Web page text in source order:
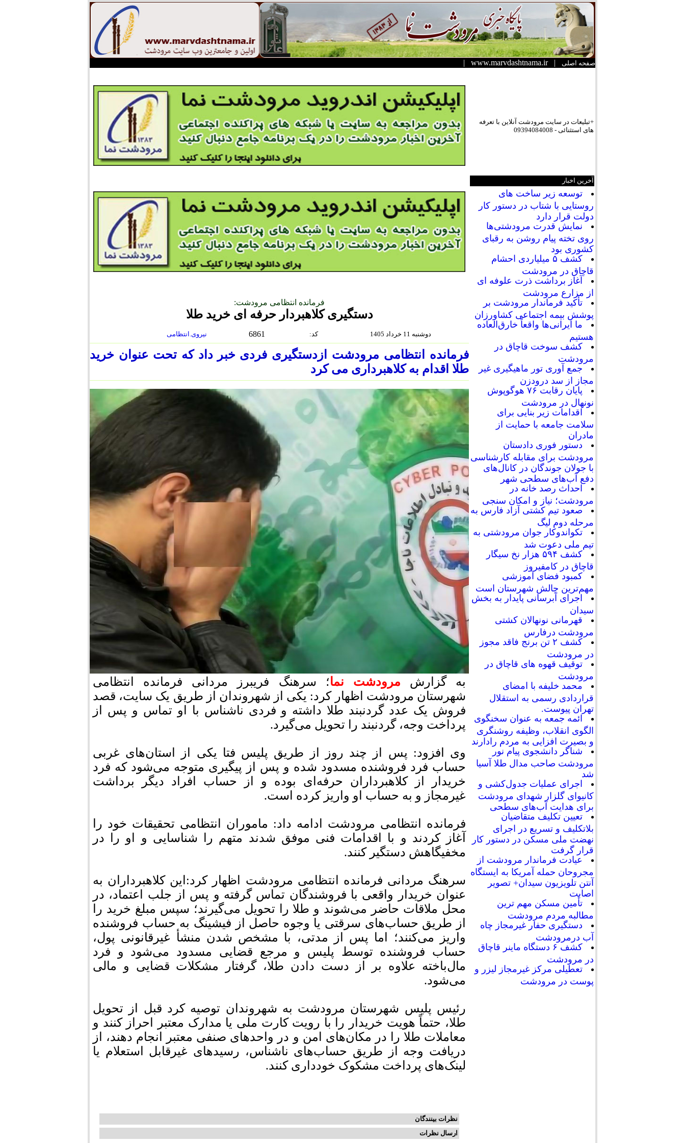
صفحه اصلی |
www.marvdashtnama.ir
|
+تبلیعات در سایت مرودشت آنلاین با تعرفه
های استثنائی - 09394084008
آخرین اخبار
توسعه زیر ساخت های
روستایی با شتاب در دستور کار
دولت قرار دارد
نمایش قدرت مرودشتی‌ها
روی تخته پیام روشن به رقبای
کشوری بود
کشف ۵ میلیاردی احشام
قاچاق در مرودشت
آغاز برداشت ذرت علوفه ای
از مزارع مرودشت
تأکید فرماندار مرودشت بر
پوشش بیمه اجتماعی کشاورزان
ما ایرانی‌ها واقعاً خارق‌العاده
هستیم
کشف سوخت قاچاق در
مرودشت
جمع آوری تور ماهیگیری غیر
مجاز از سد درودزن
پایان رقابت‌ ۷۶ هوگوپوش
نونهال در مرودشت
اقدامات زیر بنایی برای
سلامت جامعه با حمایت از
مادران
دستور فوری دادستان
مرودشت برای مقابله کارشناسی
با جولان جوندگان در کانال‌های
دفع آب‌های سطحی شهر
احداث رصد خانه در
مرودشت؛ نیاز و امکان سنجی
صعود تیم کشتی آزاد فارس به
مرحله دوم لیگ
تکواندوکار جوان مرودشتی به
تیم ملی دعوت شد
کشف ۵۹۴ هزار نخ سیگار
قاچاق در کامفیروز
کمبود فضای آموزشی
مهم‌ترین چالش شهرستان است
اجرای آبرسانی پایدار به بخش
سیدان
قهرمانی نونهالان کشتی
مرودشت درفارس
کشف ۲ تن برنج فاقد مجوز
در مرودشت
توقیف قهوه های قاچاق در
مرودشت
محمد خلیفه با امضای
قراردادی رسمی به استقلال
تهران پیوست.
ائمه جمعه به عنوان سخنگوی
الگوی انقلاب، وظیفه روشنگری
و بصیرت افزایی به مردم رادارند
شناگر دانشجوی پیام نور
مرودشت صاحب مدال طلا آسیا
شد
اجرای عملیات جدول‌کشی و
کانیوای گلزار شهدای مرودشت
برای هدایت آب‌های سطحی
تعیین تکلیف متقاضیان
بلاتکلیف و تسریع در اجرای
نهضت ملی مسکن در دستور کار
قرار گرفت
عیادت فرماندار مرودشت از
مجروحان حمله آمریکا به ایستگاه
آنتن تلویزیون سیدان+ تصویر
اصابت
تأمین مسکن مهم ترین
مطالبه مردم مرودشت
دستگیری حفار غیرمجاز چاه
آب درمرودشت
کشف ۶ دستگاه ماینر قاچاق
در مرودشت
تعطیلی مرکز غیرمجاز لیزر و
پوست در مرودشت
فرمانده انتظامی مرودشت:
دستگیری کلاهبردار حرفه ای خرید طلا
6861 :كد دوشنبه 11 خرداد 1405
فرمانده انتظامی مرودشت ازدستگیری فردی خبر داد که تحت عنوان خرید
طلا اقدام به کلاهبرداری می کرد
به گزارش مرودشت نما؛ سرهنگ فریبرز مردانی فرمانده انتظامی
شهرستان مرودشت اظهار کرد: یکی از شهروندان از طریق یک سایت، قصد
فروش یک عدد گردنبند طلا داشته و فردی ناشناس با او تماس و پس از
پرداخت وجه، گردنبند را تحویل می‌گیرد.
وی افزود: پس از چند روز از طریق پلیس فتا یکی از استان‌های غربی
حساب فرد فروشنده مسدود شده و پس از پیگیری متوجه می‌شود که فرد
خریدار از کلاهبرداران حرفه‌ای بوده و از حساب افراد دیگر برداشت
غیرمجاز و به حساب او واریز کرده است.
فرمانده انتظامی مرودشت ادامه داد: ماموران انتظامی تحقیقات خود را
آغاز کردند و با اقدامات فنی موفق شدند متهم را شناسایی و او را در
مخفیگاهش دستگیر کنند.
سرهنگ مردانی فرمانده انتظامی مرودشت اظهار کرد:این کلاهبرداران به
عنوان خریدار واقعی با فروشندگان تماس گرفته و پس از جلب اعتماد، در
محل ملاقات حاضر می‌شوند و طلا را تحویل می‌گیرند؛ سپس مبلغ خرید را
از طریق حساب‌های سرقتی یا وجوه حاصل از فیشینگ به حساب فروشنده
واریز می‌کنند؛ اما پس از مدتی، با مشخص شدن منشأ غیرقانونی پول،
حساب فروشنده توسط پلیس و مرجع قضایی مسدود می‌شود و فرد
مال‌باخته علاوه بر از دست دادن طلا، گرفتار مشکلات قضایی و مالی
می‌شود.
رئیس پلیس شهرستان مرودشت به شهروندان توصیه کرد قبل از تحویل
طلا، حتماً هویت خریدار را با رویت کارت ملی یا مدارک معتبر احراز کنند و
معاملات طلا را در مکان‌های امن و در واحد‌های صنفی معتبر انجام دهند، از
دریافت وجه از طریق حساب‌های ناشناس، رسید‌های غیرقابل استعلام یا
لینک‌های پرداخت مشکوک خودداری کنند.
نظرات بینندگان
ارسال نظرات